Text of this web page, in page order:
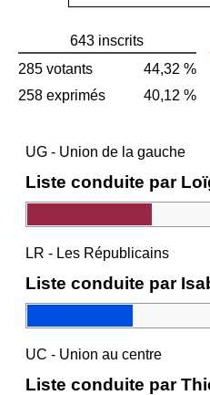
643 inscrits
285 votants
44,32 %
258 exprimés
40,12 %
UG - Union de la gauche
LR - Les Républicains
UC - Union au centre